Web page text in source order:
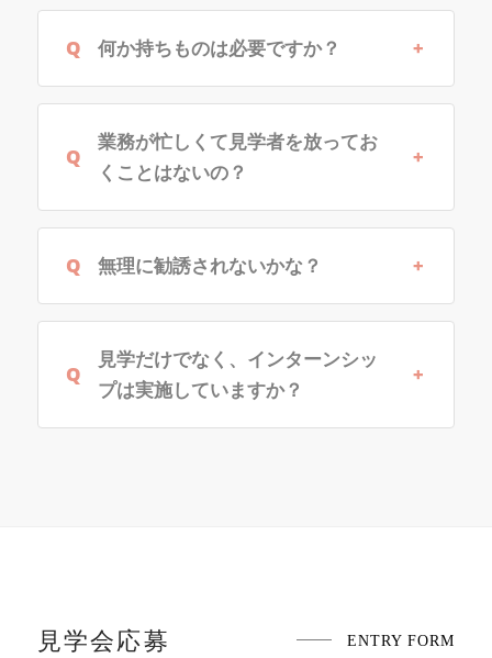
何か持ちものは必要ですか？
業務が忙しくて見学者を放ってお
くことはないの？
無理に勧誘されないかな？
見学だけでなく、インターンシッ
プは実施していますか？
見学会応募 ENTRY FORM